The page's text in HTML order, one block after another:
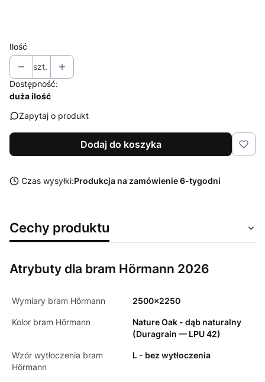
Ilość
szt.
Dostępność:
duża ilość
Zapytaj o produkt
Dodaj do koszyka
Czas wysyłki:Produkcja na zamówienie 6-tygodni
Cechy produktu
Atrybuty dla bram Hörmann 2026
Wymiary bram Hörmann 2500x2250
Kolor bram Hörmann
Nature Oak - dąb naturalny
(Duragrain — LPU 42)
Wzór wytłoczenia bram
Hörmann
L - bez wytłoczenia